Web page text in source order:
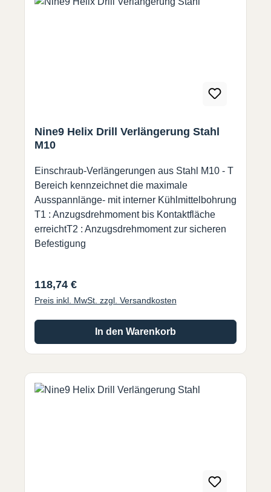
Nine9 Helix Drill Verlängerung Stahl
M10
Einschraub-Verlängerungen aus Stahl M10 - T
Bereich kennzeichnet die maximale
Ausspannlänge- mit interner Kühlmittelbohrung
T1 : Anzugsdrehmoment bis Kontaktfläche
erreichtT2 : Anzugsdrehmoment zur sicheren
Befestigung
Regulärer Preis:
118,74 €
Preis inkl. MwSt. zzgl. Versandkosten
In den Warenkorb